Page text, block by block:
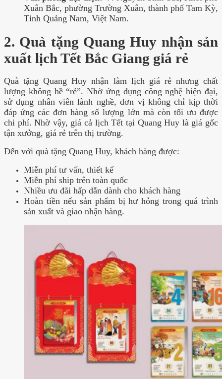
Xuân Bắc, phường Trường Xuân, thành phố Tam Kỳ,
Tỉnh Quảng Nam, Việt Nam.
2. Quà tặng Quang Huy nhận sản
xuất lịch Tết Bắc Giang giá rẻ
Quà tặng Quang Huy nhận làm lịch giá rẻ nhưng chất
lượng không hề “rẻ”. Nhờ ứng dụng công nghệ hiện đại,
sử dụng nhân viên lành nghề, đơn vị không chỉ kịp thời
đáp ứng các đơn hàng số lượng lớn mà còn tối ưu được
chi phí. Nhờ vậy, giá cả lịch Tết tại Quang Huy là giá gốc
tận xưởng, giá rẻ trên thị trường.
Đến với quà tặng Quang Huy, khách hàng được:
Miễn phí tư vấn, thiết kế
Miễn phí ship trên toàn quốc
Nhiều ưu đãi hấp dẫn dành cho khách hàng
Hoàn tiền nếu sản phẩm bị hư hỏng trong quá trình
sản xuất và giao nhận hàng.